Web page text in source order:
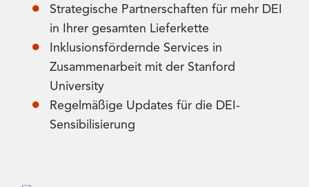
Strategische Partnerschaften für mehr DEI
in Ihrer gesamten Lieferkette
Inklusionsfördernde Services in
Zusammenarbeit mit der Stanford
University
Regelmäßige Updates für die DEI-
Sensibilisierung